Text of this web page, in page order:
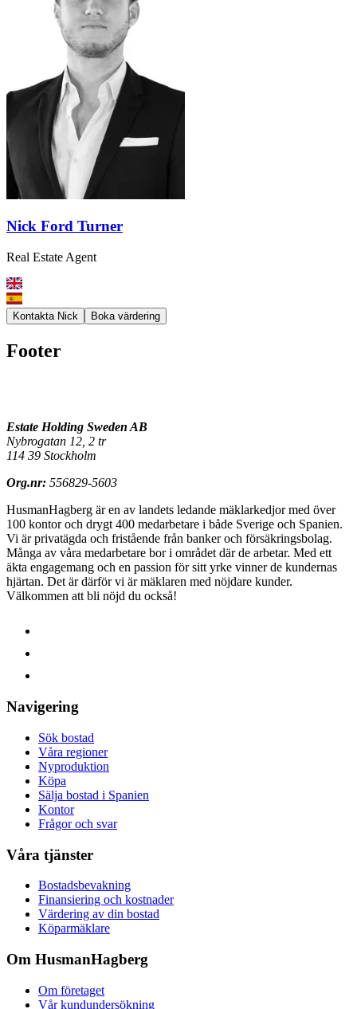
Nick Ford Turner
Real Estate Agent
Kontakta Nick Boka värdering
Footer
Estate Holding Sweden AB
Nybrogatan 12, 2 tr
114 39 Stockholm
Org.nr: 556829-5603
HusmanHagberg är en av landets ledande mäklarkedjor med över
100 kontor och drygt 400 medarbetare i både Sverige och Spanien.
Vi är privatägda och fristående från banker och försäkringsbolag.
Många av våra medarbetare bor i området där de arbetar. Med ett
äkta engagemang och en passion för sitt yrke vinner de kundernas
hjärtan. Det är därför vi är mäklaren med nöjdare kunder.
Välkommen att bli nöjd du också!
Navigering
Sök bostad
Våra regioner
Nyproduktion
Köpa
Sälja bostad i Spanien
Kontor
Frågor och svar
Våra tjänster
Bostadsbevakning
Finansiering och kostnader
Värdering av din bostad
Köparmäklare
Om HusmanHagberg
Om företaget
Vår kundundersökning